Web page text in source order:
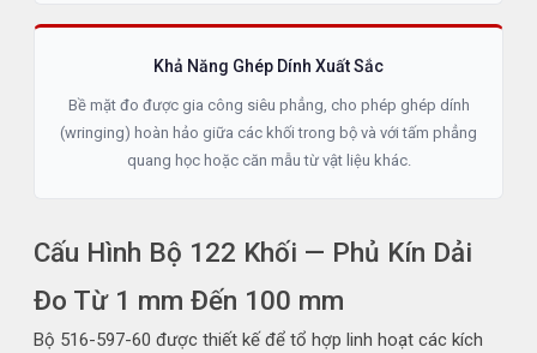
Khả Năng Ghép Dính Xuất Sắc
Bề mặt đo được gia công siêu phẳng, cho phép ghép dính
(wringing) hoàn hảo giữa các khối trong bộ và với tấm phẳng
quang học hoặc căn mẫu từ vật liệu khác.
Cấu Hình Bộ 122 Khối — Phủ Kín Dải
Đo Từ 1 mm Đến 100 mm
Bộ 516-597-60 được thiết kế để tổ hợp linh hoạt các kích